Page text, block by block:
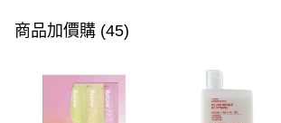
信用卡一次付款
商品加價購 (45)